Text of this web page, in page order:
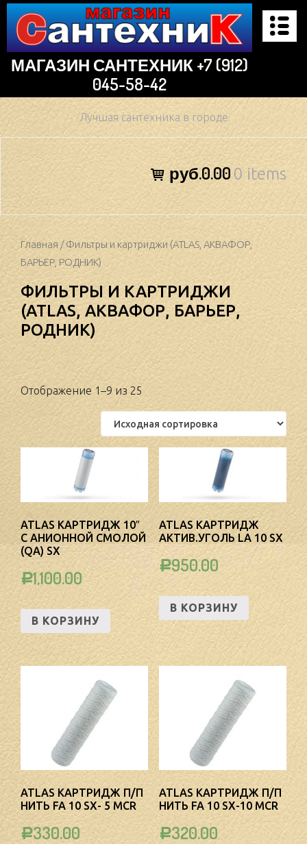
content
МАГАЗИН САНТЕХНИК +7 (912)
045-58-42
Лучшая сантехника в городе
руб.0.00 0 items
Главная / Фильтры и картриджи (ATLAS, АКВАФОР,
БАРЬЕР, РОДНИК)
ФИЛЬТРЫ И КАРТРИДЖИ
(ATLAS, АКВАФОР, БАРЬЕР,
РОДНИК)
Отображение 1–9 из 25
ATLAS КАРТРИДЖ 10″
С АНИОННОЙ СМОЛОЙ
(QA) SX
Р1,100.00
В КОРЗИНУ
ATLAS КАРТРИДЖ
АКТИВ.УГОЛЬ LA 10 SX
Р950.00
В КОРЗИНУ
ATLAS КАРТРИДЖ П/П
НИТЬ FA 10 SX- 5 MCR
Р330.00
ATLAS КАРТРИДЖ П/П
НИТЬ FA 10 SX-10 MCR
Р320.00